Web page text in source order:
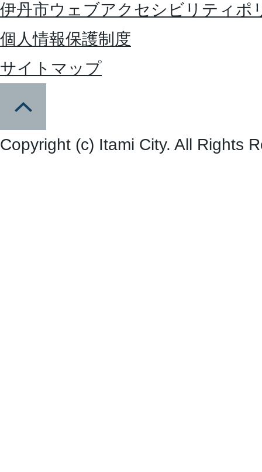
伊丹市ウェブアクセシビリティポ
個人情報保護制度
サイトマップ
Copyright (c) Itami City. All Rights